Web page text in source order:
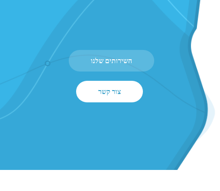
השירותים שלנו
צור קשר